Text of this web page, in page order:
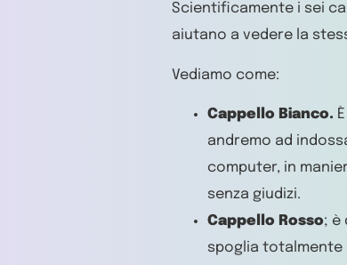
Scientificamente i sei
aiutano a vedere la
Vediamo come:
Cappello Bianco.
andremo ad
computer, in
senza giudizi.
Cappello Rosso; è
spoglia totalmente